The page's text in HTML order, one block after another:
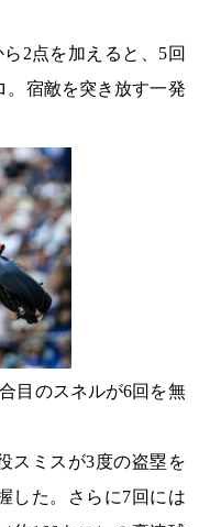
2点を加えると、5回
。宿敵を突き放す一発
目のスネルが6回を無
スミスが3度の盗塁を
した。さらに7回には